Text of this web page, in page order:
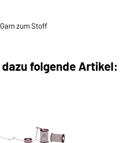
zum Stoff
folgende Artikel: